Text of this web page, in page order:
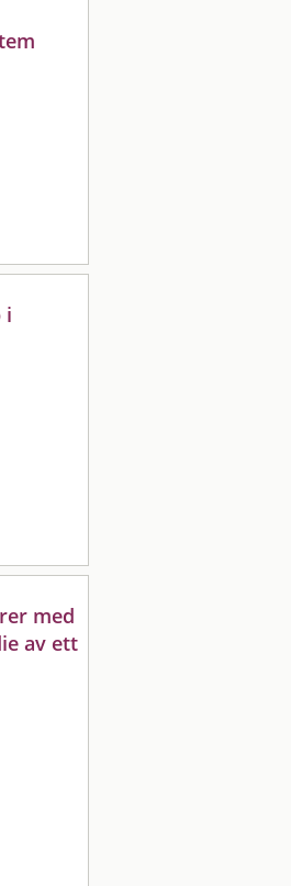
i
med
av ett